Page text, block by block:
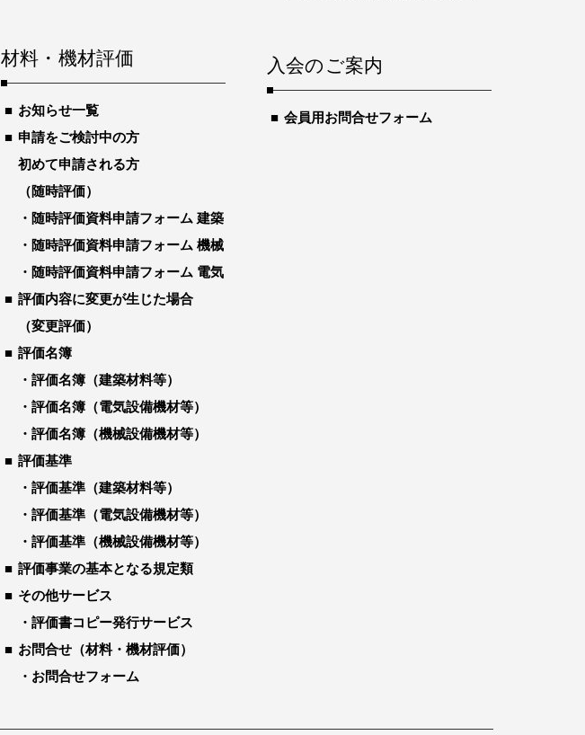
材料・機材評価
お知らせ一覧
申請をご検討中の方
初めて申請される方
（随時評価）
随時評価資料申請フォーム 建築
随時評価資料申請フォーム 機械
随時評価資料申請フォーム 電気
評価内容に変更が生じた場合
（変更評価）
評価名簿
評価名簿（建築材料等）
評価名簿（電気設備機材等）
評価名簿（機械設備機材等）
評価基準
評価基準（建築材料等）
評価基準（電気設備機材等）
評価基準（機械設備機材等）
評価事業の基本となる規定類
その他サービス
評価書コピー発行サービス
お問合せ（材料・機材評価）
お問合せフォーム
入会のご案内
会員用お問合せフォーム